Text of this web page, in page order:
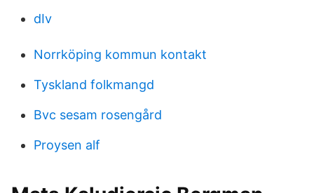
dIv
Norrköping kommun kontakt
Tyskland folkmangd
Bvc sesam rosengård
Proysen alf